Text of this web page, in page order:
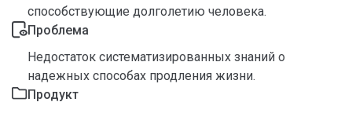
способствующие долголетию человека.
Проблема
Недостаток систематизированных знаний о
надежных способах продления жизни.
Продукт